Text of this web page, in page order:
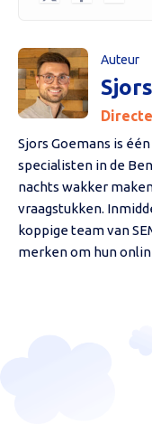
Auteur
Sjors Goemans is
specialisten in de
nachts wakker
vraagstukken.
koppige team van
merken om hun